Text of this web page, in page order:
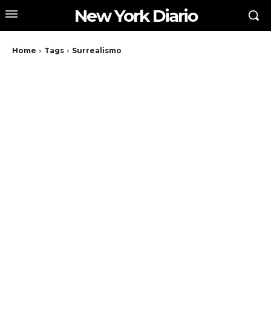
New York Diario
Home Tags Surrealismo